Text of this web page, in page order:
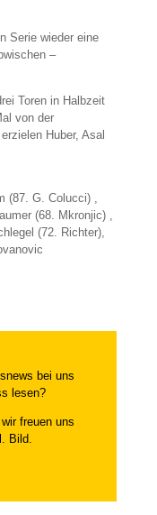
Serie wieder eine
–
Toren in Halbzeit
von der
Huber, Asal
(87. G. Colucci) ,
(68. Mkronjic) ,
(72. Richter),
bei uns
lesen?
freuen uns
Bild.